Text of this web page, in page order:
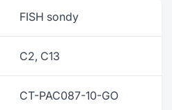
FISH sondy
C2, C13
CT-PAC087-10-GO